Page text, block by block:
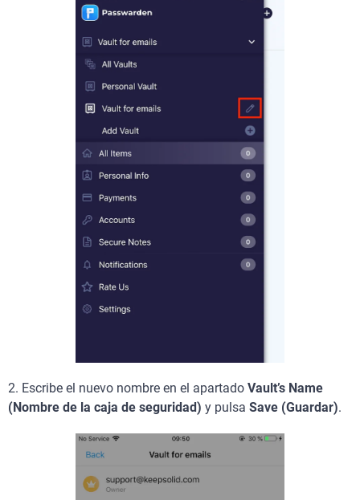
2. Escribe el nuevo nombre en el apartado Vault’s Name
(Nombre de la caja de seguridad) y pulsa Save (Guardar).